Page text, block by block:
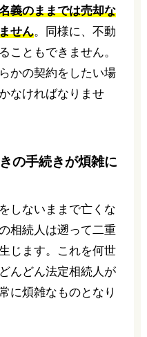
義のままでは売却な
せん。同様に、不動
こともできません。
かの契約をしたい場
なければなりませ
の手続きが煩雑に
しないままで亡くな
相続人は遡って二重
じます。これを何世
んどん法定相続人が
に煩雑なものとなり